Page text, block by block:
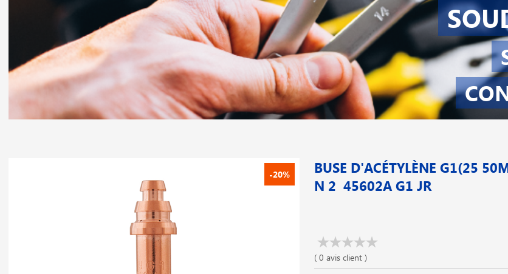
-20%
BUSE D'ACÉTYLÈNE G1(25
N 2 45602A G1 JR
( 0 avis client )